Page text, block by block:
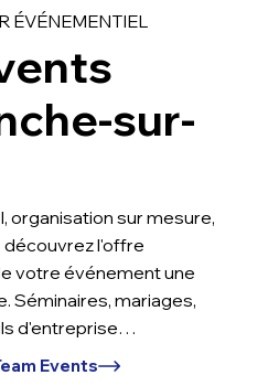
ÉVÉNEMENTIEL
sur-
organisation sur mesure,
découvrez l'offre
votre événement une
Séminaires, mariages,
d'entreprise…
Events